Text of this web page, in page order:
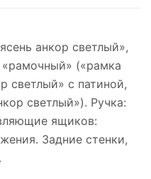
анкор светлый»,
(«рамка
светлый» с патиной,
светлый»). Ручка:
ящиков:
Задние стенки,